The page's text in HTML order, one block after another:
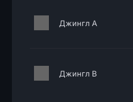
Джингл A
Джингл B